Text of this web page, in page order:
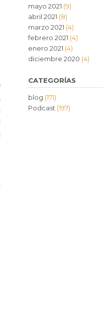
mayo 2021 (9)
abril 2021 (8)
marzo 2021 (4)
febrero 2021 (4)
enero 2021 (4)
diciembre 2020 (4)
CATEGORÍAS
blog (171)
Podcast (197)